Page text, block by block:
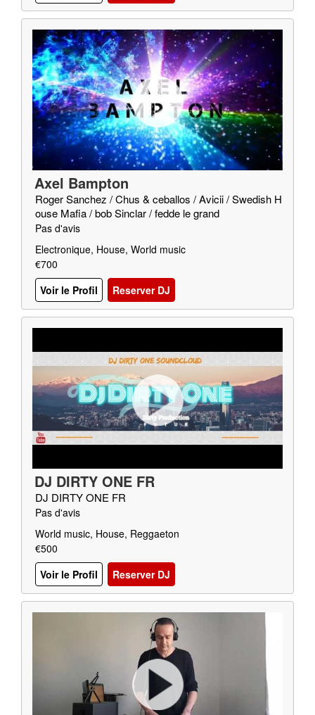
Axel Bampton
Roger Sanchez / Chus & ceballos / Avicii / Swedish H
ouse Mafia / bob Sinclar / fedde le grand
Pas d'avis
Electronique, House, World music
€700
Voir le Profil
Reserver DJ
DJ DIRTY ONE FR
DJ DIRTY ONE FR
Pas d'avis
World music, House, Reggaeton
€500
Voir le Profil
Reserver DJ